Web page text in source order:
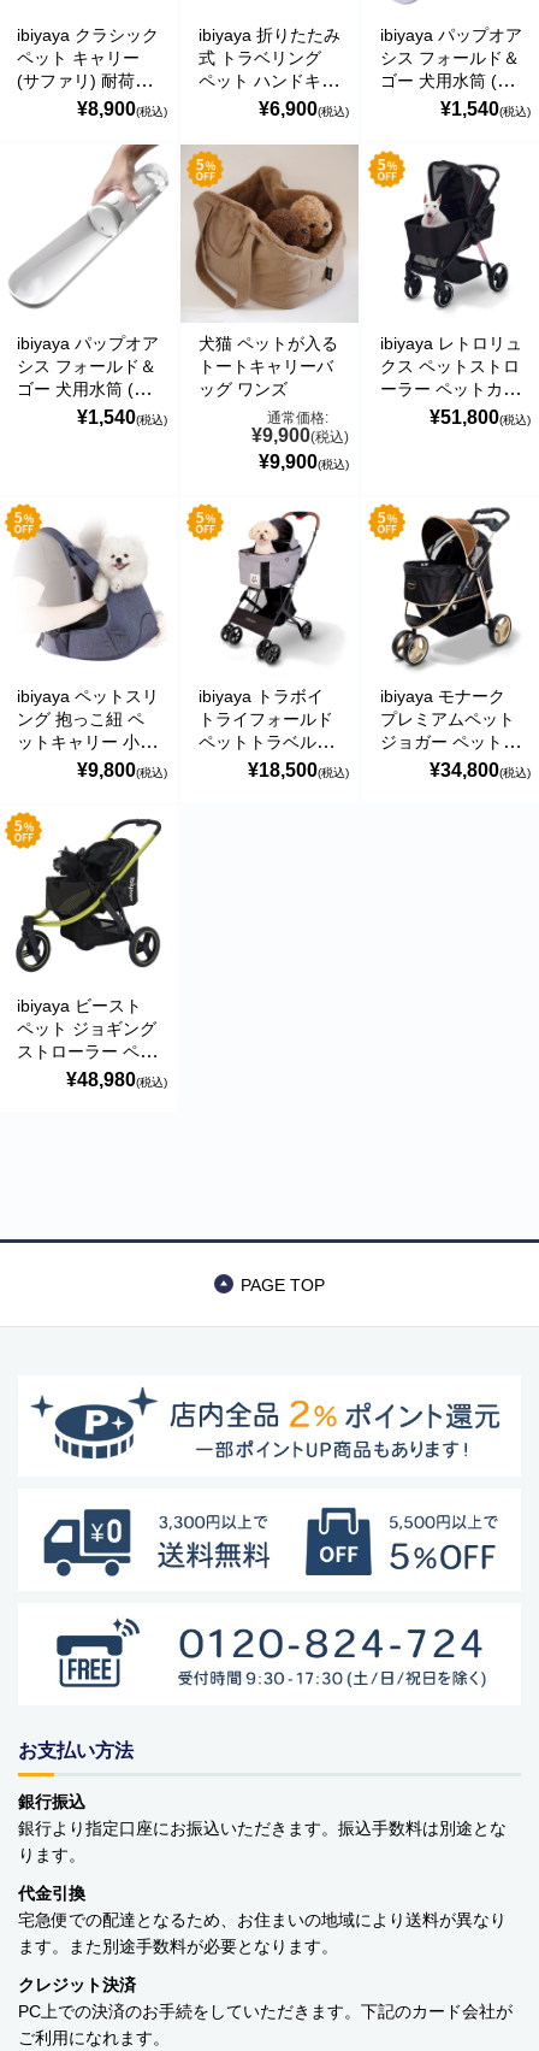
ibiyaya クラシック
ペット キャリー
(サファリ) 耐荷重
約6kg 小型犬 犬
おでかけ 通院 旅
行 軽量 折りたた
み式 お手入れ簡単
Classic Pet Carrier
イビヤヤ
FC47657
¥8,900(税込)
ibiyaya 折りたたみ
式 トラベリング
ペット ハンドキャ
リー トスカーナ
猫 うさぎ ペット
キャリア 通気性
ケース おでかけ
旅行 通院 軽量 コ
ンパクト
Collapsible
Traveling Pet
Hand Carrier イビ
ヤヤ FC1006-T
¥6,900(税込)
ibiyaya パップオア
シス フォールド＆
ゴー 犬用水筒 (ラ
ベンダー)
Go Dog Water
Bottle イビヤヤ
FP0013-P
¥1,540(税込)
ibiyaya パップオア
シス フォールド＆
ゴー 犬用水筒 (ピ
ュアホワイト)
FP0013-W
¥1,540(税込)
犬猫 ペットが入る
トートキャリーバ
ッグ ワンズ
通常価格:
¥9,900(税込)
¥9,900(税込)
ibiyaya レトロリュ
クス ペットストロ
ーラー ペットカー
ト (プリズムブラ
型犬 小型犬 分離
型 ブランド おし
ゃれ 4輪 折りたた
み 通気性 散歩 お
でかけ Retro Luxe
Pet Stroller イビヤ
ヤ FS2102
¥51,800(税込)
ibiyaya ペットスリ
ング 抱っこ紐 ペ
ットキャリー 小型
犬 子犬 猫 前抱え
通気性 旅行 アウ
トドア 通院 おで
かけ Hug Pack
Dog Sling Carrier
イビヤヤ FC2270
¥9,800(税込)
ibiyaya トラボイ
トライフォールド
ペットトラベルシ
ステム 3WAY ペッ
¥18,500(税込)
ibiyaya モナーク
プレミアムペット
ジョガー ペットカ
ート 耐荷重約
¥34,800(税込)
ibiyaya ビースト
ペット ジョギング
ストローラー ペッ
トカート (ジェッ
¥48,980(税込)
マーコグリーンパワー株式会社
Marco Green Power アメリカ工場
関連会社
株式会社日本エコソーラー
株式会社日本エコファーム
Marco-Line 関連会社一覧 ＞
関連サイト
ドッグフードBLOG【アマリコ】
PAGE TOP
お支払い方法
銀行振込
銀行より指定口座にお振込いただきます。振込手数料は別途とな
ります。
代金引換
宅急便での配達となるため、お住まいの地域により送料が異なり
ます。また別途手数料が必要となります。
クレジット決済
PC上での決済のお手続をしていただきます。下記のカード会社が
ご利用になれます。